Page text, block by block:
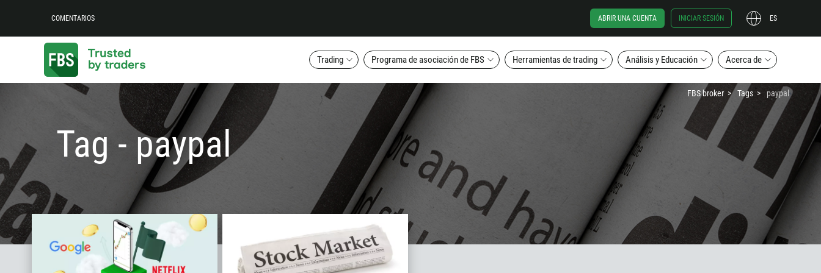
COMENTARIOS ABRIR UNA CUENTA INICIAR SESIÓN ES
Trading Programa de asociación de FBS Herramientas de trading Análisis y Educación Acerca de
FBS broker Tags paypal
Tag - paypal
Callback
Número telefónico